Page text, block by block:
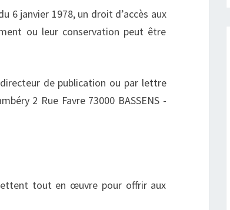
janvier 1978, un droit d’accès aux
ou leur conservation peut être
de publication ou par lettre
2 Rue Favre 73000 BASSENS -
tout en œuvre pour offrir aux